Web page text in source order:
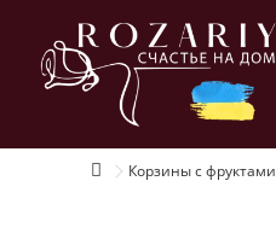
Корзины с фруктами